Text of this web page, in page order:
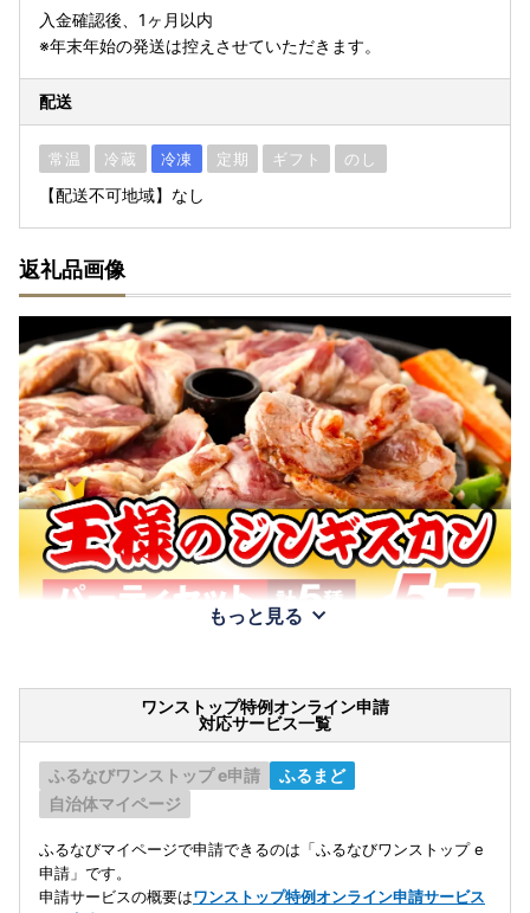
入金確認後、1ヶ月以内
※年末年始の発送は控えさせていただきます。
配送
常温 冷蔵 冷凍 定期 ギフト のし
【配送不可地域】なし
返礼品画像
もっと見る
ワンストップ特例オンライン申請
対応サービス一覧
ふるなびワンストップ e申請
ふるまど
自治体マイページ
ふるなびマイページで申請できるのは「ふるなびワンストップ e
申請」です。
申請サービスの概要はワンストップ特例オンライン申請サービス